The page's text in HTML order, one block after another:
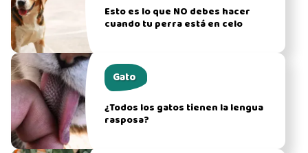
Esto es lo que NO debes hacer
cuando tu perra está en celo
Gato
¿Todos los gatos tienen la lengua
rasposa?